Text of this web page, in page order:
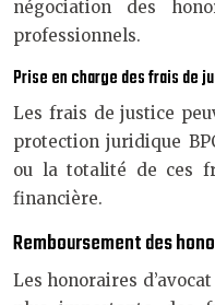
négociation des
professionnels.
Prise en charge des frais de
Les frais de justice
protection juridique
ou la totalité de ces
financière.
Remboursement des
Les honoraires